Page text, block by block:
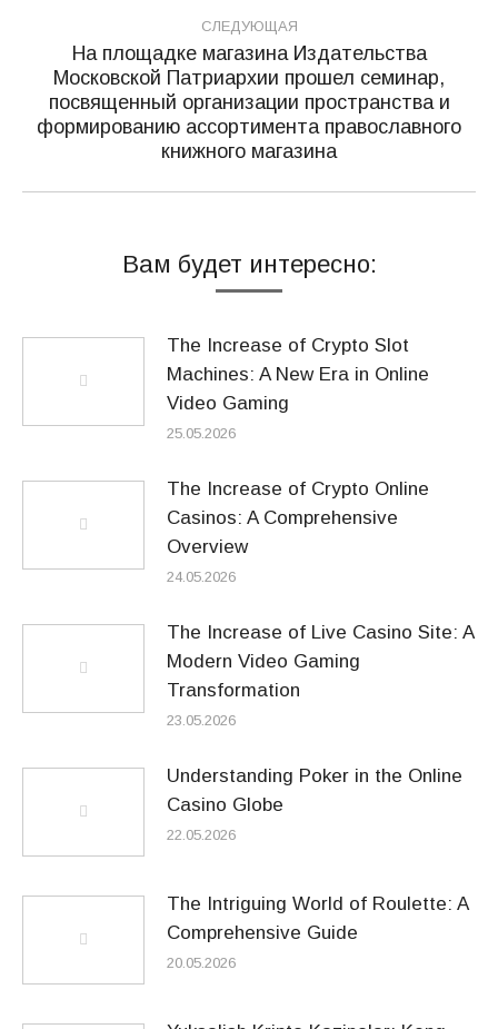
СЛЕДУЮЩАЯ
Следующая
запись:
На площадке магазина Издательства
Московской Патриархии прошел семинар,
посвященный организации пространства и
формированию ассортимента православного
книжного магазина
Вам будет интересно:
The Increase of Crypto Slot
Machines: A New Era in Online
Video Gaming
25.05.2026
The Increase of Crypto Online
Casinos: A Comprehensive
Overview
24.05.2026
The Increase of Live Casino Site: A
Modern Video Gaming
Transformation
23.05.2026
Understanding Poker in the Online
Casino Globe
22.05.2026
The Intriguing World of Roulette: A
Comprehensive Guide
20.05.2026